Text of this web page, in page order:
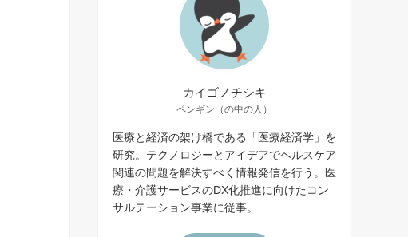
カイゴノチシキ
ペンギン（の中の人）
医療と経済の架け橋である「医療経済学」を
研究。テクノロジーとアイデアでヘルスケア
関連の問題を解決すべく情報発信を行う。医
療・介護サービスのDX化推進に向けたコン
サルテーション事業に従事。